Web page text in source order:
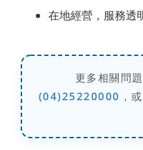
在地經營，服務透
更多相關問
(04)25220000 ，